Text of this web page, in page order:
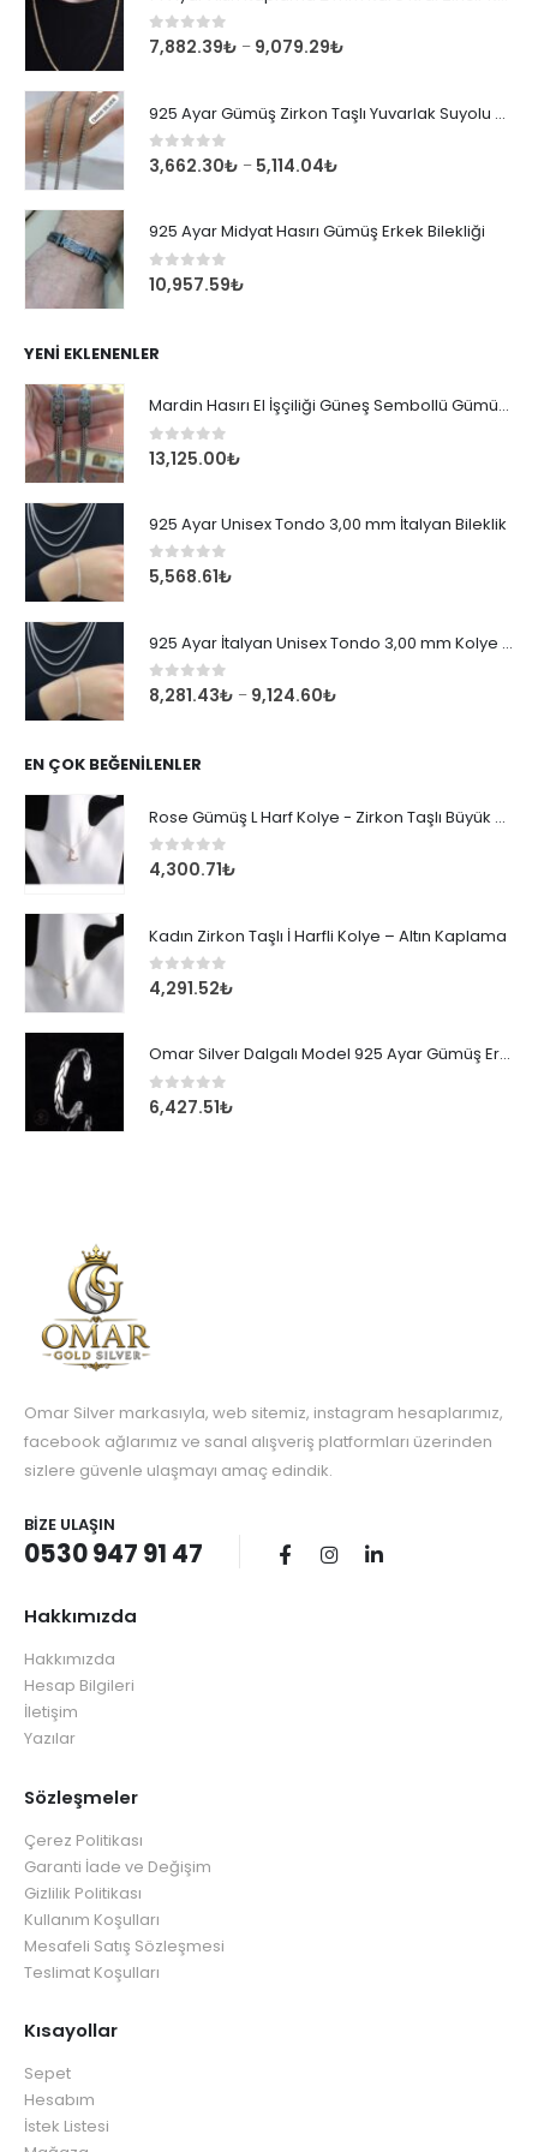
0 out of 5
7,882.39₺ – 9,079.29₺
925 Ayar Gümüş Zirkon Taşlı Yuvarlak Suyolu Bileklik
0 out of 5
3,662.30₺ – 5,114.04₺
925 Ayar Midyat Hasırı Gümüş Erkek Bilekliği
0out of 5
10,957.59₺
YENI EKLENENLER
Mardin Hasırı El İşçiliği Güneş Sembollü Gümüş Erkek Bileklik
0out of 5
13,125.00₺
925 Ayar Unisex Tondo 3,00 mm İtalyan Bileklik
0 out of 5
5,568.61₺
925 Ayar İtalyan Unisex Tondo 3,00 mm Kolye Zincir
0 out of 5
8,281.43₺ – 9,124.60₺
EN ÇOK BEĞENILENLER
Rose Gümüş L Harf Kolye - Zirkon Taşlı Büyük Boy Kadın Kolyesi
0 out of 5
4,300.71₺
Kadın Zirkon Taşlı İ Harfli Kolye – Altın Kaplama
0 out of 5
4,291.52₺
Omar Silver Dalgalı Model 925 Ayar Gümüş Erkek Bileklik
0 out of 5
6,427.51₺
Omar Silver markasıyla, web sitemiz, instagram hesaplarımız,
facebook ağlarımız ve sanal alışveriş platformları üzerinden
sizlere güvenle ulaşmayı amaç edindik.
BIZE ULAŞIN
0530 947 91 47
Hakkımızda
Hakkımızda
Hesap Bilgileri
İletişim
Yazılar
Sözleşmeler
Çerez Politikası
Garanti İade ve Değişim
Gizlilik Politikası
Kullanım Koşulları
Mesafeli Satış Sözleşmesi
Teslimat Koşulları
Kısayollar
Sepet
Hesabım
İstek Listesi